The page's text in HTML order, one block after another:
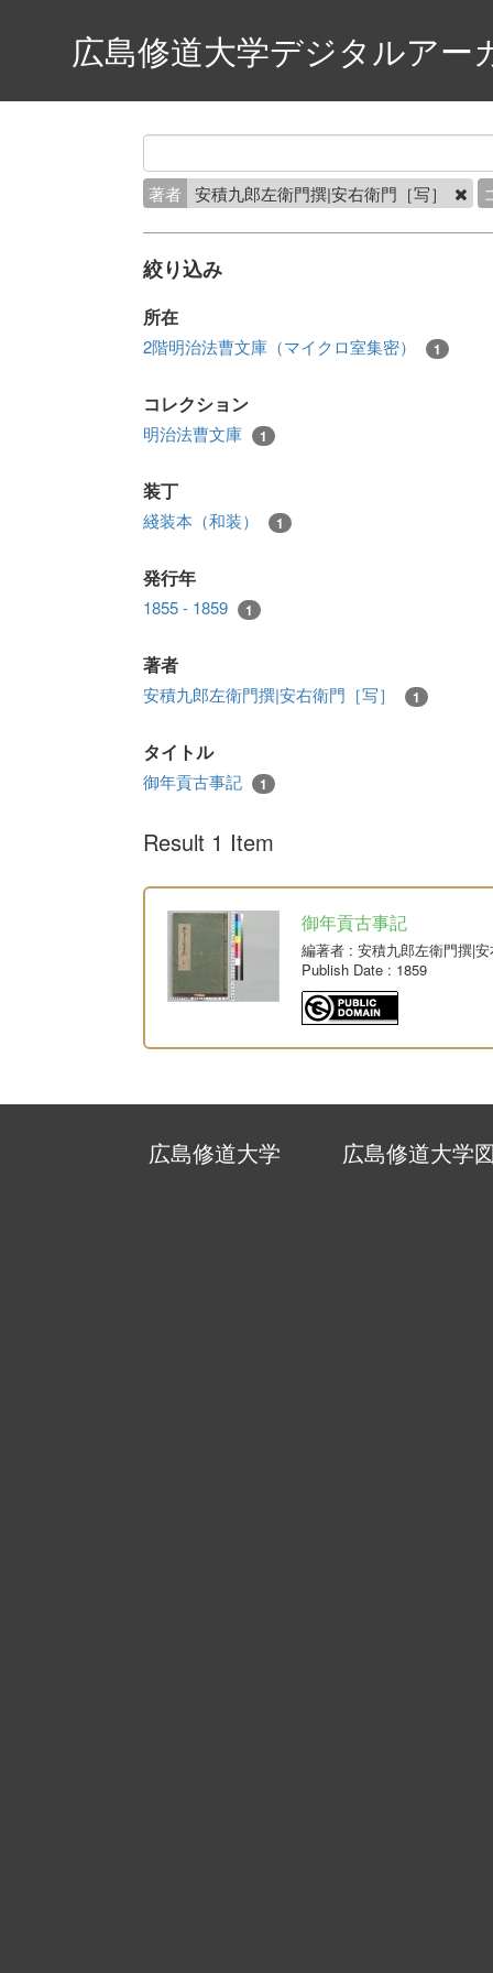
広島修道大学デジタルアー
著者 安積九郎左衛門撰|安右衛門［写］
絞り込み
所在
2階明治法曹文庫（マイクロ室集密） 1
コレクション
明治法曹文庫 1
装丁
綫装本（和装） 1
発行年
1855 - 1859 1
著者
安積九郎左衛門撰|安右衛門［写］ 1
タイトル
御年貢古事記 1
Result 1 Item
御年貢古事記
編著者 : 安積九郎左衛門撰|
Publish Date : 1859
広島修道大学 広島修道大学